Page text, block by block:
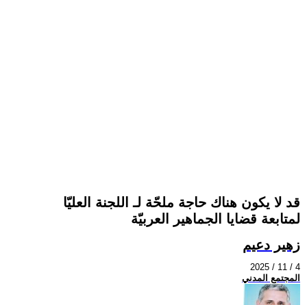
قد لا يكون هناك حاجة ملحّة لـ اللجنة العليّا
لمتابعة قضايا الجماهير العربيّة
زهير دعيم
2025 / 11 / 4
المجتمع المدني